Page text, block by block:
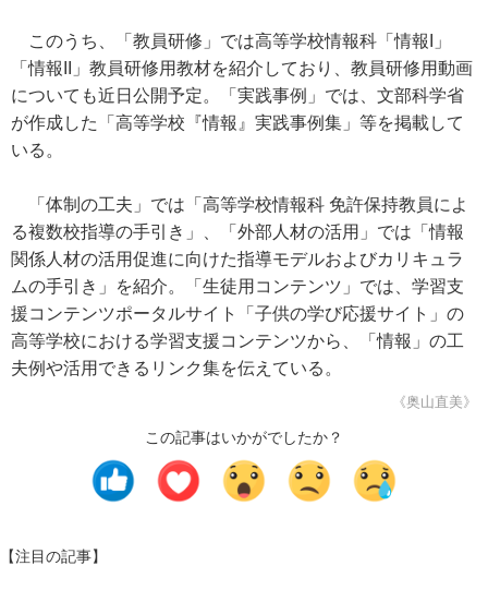
このうち、「教員研修」では高等学校情報科「情報I」
「情報II」教員研修用教材を紹介しており、教員研修用動画
についても近日公開予定。「実践事例」では、文部科学省
が作成した「高等学校『情報』実践事例集」等を掲載して
いる。
「体制の工夫」では「高等学校情報科 免許保持教員によ
る複数校指導の手引き」、「外部人材の活用」では「情報
関係人材の活用促進に向けた指導モデルおよびカリキュラ
ムの手引き」を紹介。「生徒用コンテンツ」では、学習支
援コンテンツポータルサイト「子供の学び応援サイト」の
高等学校における学習支援コンテンツから、「情報」の工
夫例や活用できるリンク集を伝えている。
《奥山直美》
この記事はいかがでしたか？
【注目の記事】